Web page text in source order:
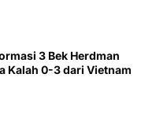
3 Bek Herdman
Kalah 0-3 dari Vietnam